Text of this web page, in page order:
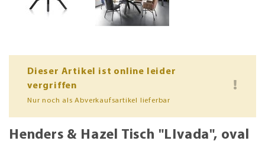
Dieser Artikel ist online leider
vergriffen
Nur noch als Abverkaufsartikel lieferbar
Henders & Hazel Tisch "LIvada", oval